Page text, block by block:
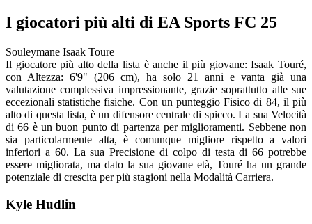
I giocatori più alti di EA Sports FC 25
Souleymane Isaak Toure
Il giocatore più alto della lista è anche il più giovane: Isaak Touré,
con Altezza: 6'9" (206 cm), ha solo 21 anni e vanta già una
valutazione complessiva impressionante, grazie soprattutto alle sue
eccezionali statistiche fisiche. Con un punteggio Fisico di 84, il più
alto di questa lista, è un difensore centrale di spicco. La sua Velocità
di 66 è un buon punto di partenza per miglioramenti. Sebbene non
sia particolarmente alta, è comunque migliore rispetto a valori
inferiori a 60. La sua Precisione di colpo di testa di 66 potrebbe
essere migliorata, ma dato la sua giovane età, Touré ha un grande
potenziale di crescita per più stagioni nella Modalità Carriera.
Kyle Hudlin